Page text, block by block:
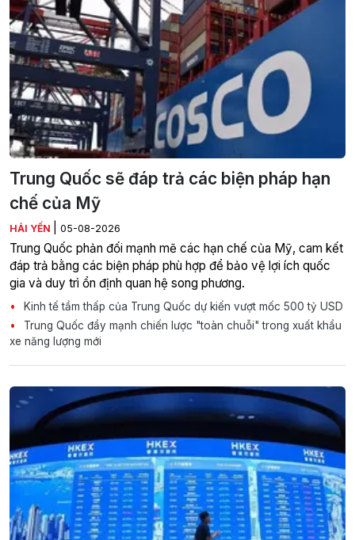
Trung Quốc sẽ đáp trả các biện pháp hạn
chế của Mỹ
HẢI YẾN 05-08-2026
Trung Quốc phản đối mạnh mẽ các hạn chế của Mỹ, cam kết
đáp trả bằng các biện pháp phù hợp để bảo vệ lợi ích quốc
gia và duy trì ổn định quan hệ song phương.
Kinh tế tầm thấp của Trung Quốc dự kiến vượt mốc 500 tỷ USD
Trung Quốc đẩy mạnh chiến lược "toàn chuỗi" trong xuất khẩu
xe năng lượng mới